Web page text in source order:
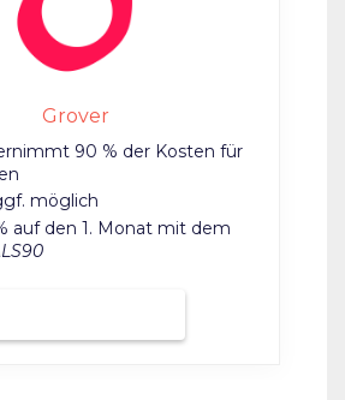
Grover
90 % der Kosten für
möglich
auf den 1. Monat mit dem